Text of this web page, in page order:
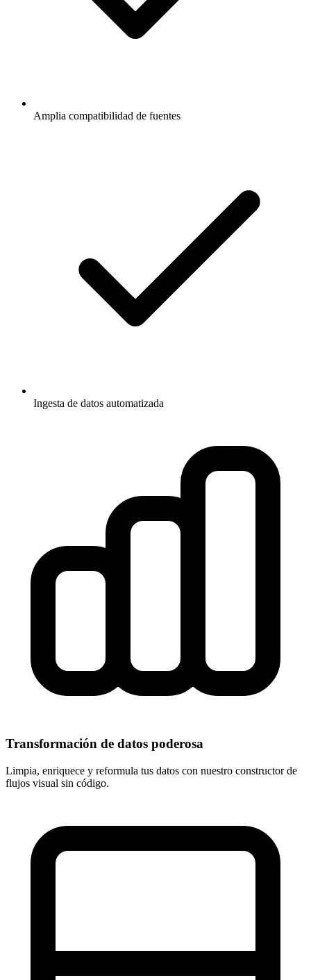
Amplia compatibilidad de fuentes
Ingesta de datos automatizada
Transformación de datos poderosa
Limpia, enriquece y reformula tus datos con nuestro constructor de
flujos visual sin código.